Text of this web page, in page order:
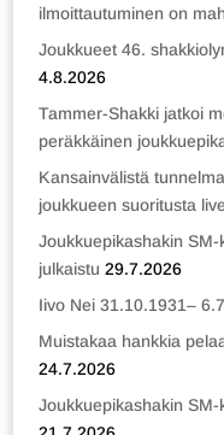
ilmoittautuminen on
Joukkueet 46.
4.8.2026
Tammer-Shakki jatkoi
peräkkäinen
Kansainvälistä
joukkueen suoritusta
Joukkuepikashakin
julkaistu 29.7.2026
Iivo Nei 31.10.1931–
Muistakaa hankkia
24.7.2026
Joukkuepikashakin